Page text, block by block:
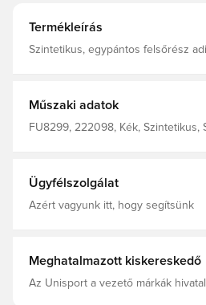
Termékleírás
Szintetikus, egypántos felsőrész
könnyed kényelmet biztosít
Műszaki adatok
FU8299, 222098, Kék, Szintetikus,
Ügyfélszolgálat
Azért vagyunk itt, hogy segítsünk
Meghatalmazott kiskereskedő
Az Unisport a vezető márkák